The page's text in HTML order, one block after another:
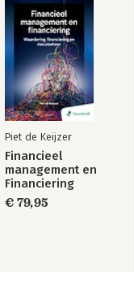
Piet de Keijzer
Financieel
management en
Financiering
€ 79,95